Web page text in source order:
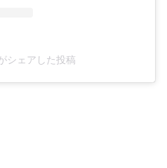
シェアした投稿